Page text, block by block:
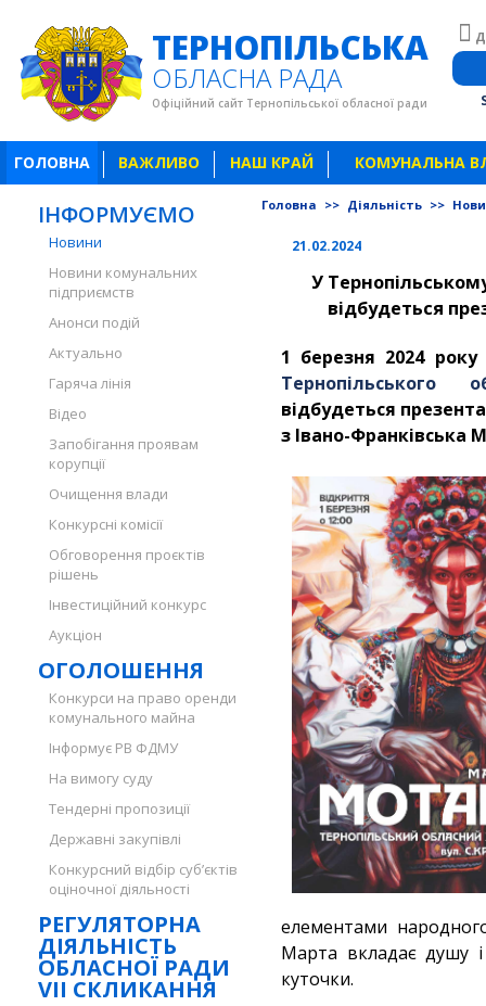
ТЕРНОПІЛЬСЬКА
ОБЛАСНА РАДА
Офіційний сайт Тернопільської обласної ради
ГОЛОВНА ВАЖЛИВО НАШ КРАЙ КОМУНАЛЬНА
ІНФОРМУЄМО
Новини
Новини комунальних
підприємств
Анонси подій
Актуально
Гаряча лінія
Відео
Запобігання проявам
корупції
Очищення влади
Конкурсні комісії
Обговорення проєктів
рішень
Інвестиційний конкурс
Аукціон
ОГОЛОШЕННЯ
Конкурси на право оренди
комунального майна
Інформує РВ ФДМУ
На вимогу суду
Тендерні пропозиції
Державні закупівлі
Конкурсний відбір суб’єктів
оціночної діяльності
РЕГУЛЯТОРНА
ДІЯЛЬНІСТЬ
ОБЛАСНОЇ РАДИ
VII СКЛИКАННЯ
Головна >> Діяльність >>
21.02.2024
У
відбудеться
1 березня 2024
Тернопільського
відбудеться
з Івано-
елементами
Марта вкладає душу і
куточки.